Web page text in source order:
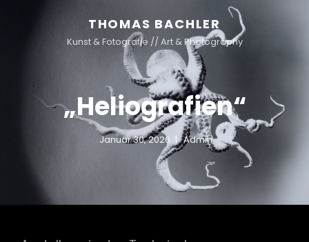
THOMAS BACHLER
Kunst & Fotografie // Art & Photography
„Heliografien“
Januar 30, 2026 Admin